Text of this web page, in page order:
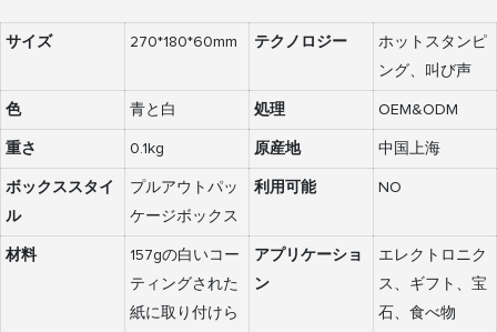
サイズ 270*180*60mm テクノロジー
ホットスタンピ
ング、叫び声
色 青と白 処理 OEM&ODM
重さ 0.1kg 原産地 中国上海
ボックススタイ
ル
プルアウトパッ
ケージボックス
利用可能 NO
材料
157gの白いコー
ティングされた
紙に取り付けら
アプリケーショ
ン
エレクトロニク
ス、ギフト、宝
石、食べ物